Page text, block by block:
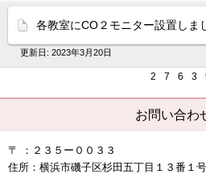
各教室にCO２モニター設置しま
更新日: 2023年3月20日
2 7 6 3
お問い合わ
〒 ：２３５ー００３３
住所：横浜市磯子区杉田五丁目１３番１号